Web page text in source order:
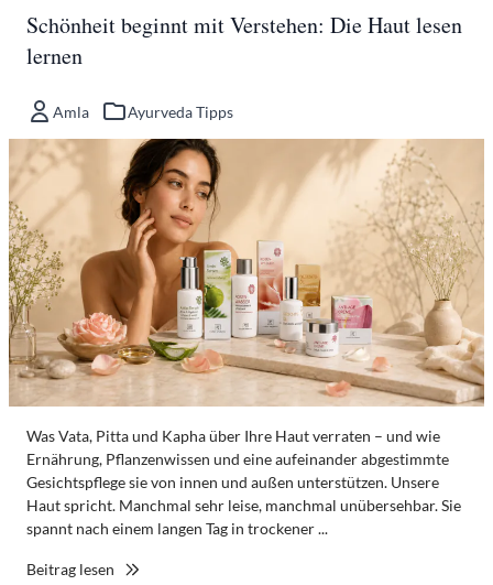
Schönheit beginnt mit Verstehen: Die Haut lesen
lernen
Amla Ayurveda Tipps
Was Vata, Pitta und Kapha über Ihre Haut verraten – und wie
Ernährung, Pflanzenwissen und eine aufeinander abgestimmte
Gesichtspflege sie von innen und außen unterstützen. Unsere
Haut spricht. Manchmal sehr leise, manchmal unübersehbar. Sie
spannt nach einem langen Tag in trockener ...
Beitrag lesen